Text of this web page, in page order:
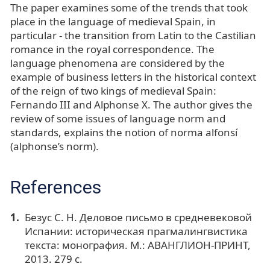
The paper examines some of the trends that took
place in the language of medieval Spain, in
particular - the transition from Latin to the Castilian
romance in the royal correspondence. The
language phenomena are considered by the
example of business letters in the historical context
of the reign of two kings of medieval Spain:
Fernando III and Alphonse X. The author gives the
review of some issues of language norm and
standards, explains the notion of norma alfonsí
(alphonse’s norm).
References
Безус С. Н. Деловое письмо в средневековой
Испании: историческая прагмалингвистика
текста: монография. М.: АВАНГЛИОН-ПРИНТ,
2013. 279 с.